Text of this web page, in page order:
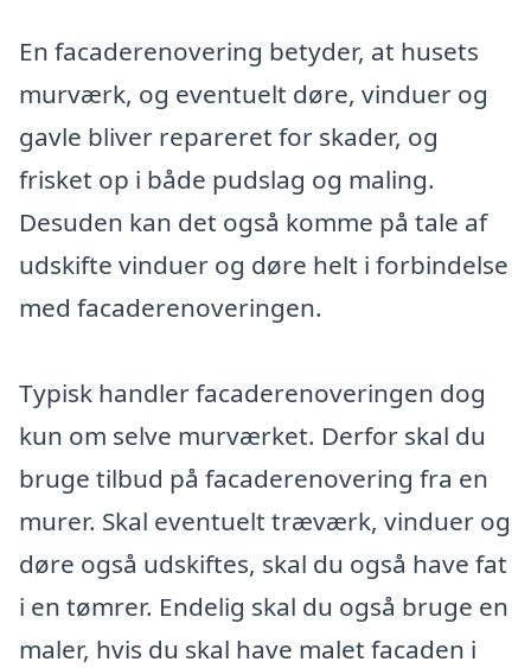
En facaderenovering betyder, at husets
murværk, og eventuelt døre, vinduer og
gavle bliver repareret for skader, og
frisket op i både pudslag og maling.
Desuden kan det også komme på tale af
udskifte vinduer og døre helt i forbindelse
med facaderenoveringen.
Typisk handler facaderenoveringen dog
kun om selve murværket. Derfor skal du
bruge tilbud på facaderenovering fra en
murer. Skal eventuelt træværk, vinduer og
døre også udskiftes, skal du også have fat
i en tømrer. Endelig skal du også bruge en
maler, hvis du skal have malet facaden i